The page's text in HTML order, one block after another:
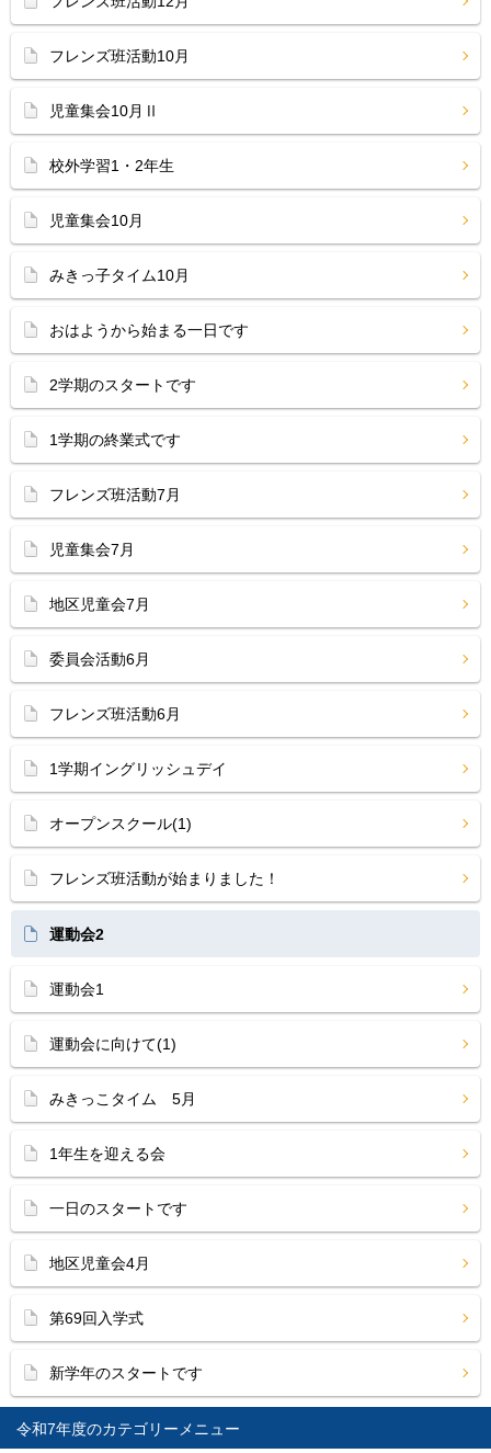
令和7年度
フレンズ班活動10月
児童集会10月Ⅱ
校外学習1・2年生
児童集会10月
みきっ子タイム10月
おはようから始まる一日です
2学期のスタートです
1学期の終業式です
フレンズ班活動7月
児童集会7月
地区児童会7月
委員会活動6月
フレンズ班活動6月
1学期イングリッシュデイ
オープンスクール(1)
フレンズ班活動が始まりました！
運動会2
運動会1
運動会に向けて(1)
みきっこタイム 5月
1年生を迎える会
一日のスタートです
地区児童会4月
第69回入学式
新学年のスタートです